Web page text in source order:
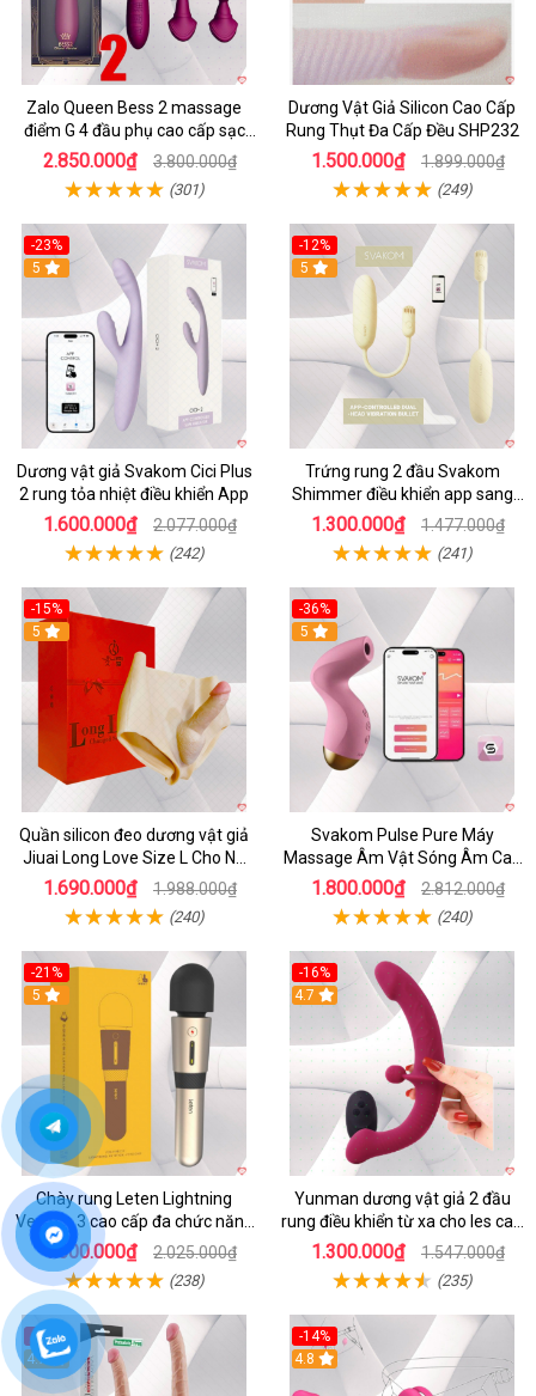
Zalo Queen Bess 2 massage
điểm G 4 đầu phụ cao cấp sạc
tiện lợi
2.850.000₫ 3.800.000₫
(301)
Dương Vật Giả Silicon Cao Cấp
Rung Thụt Đa Cấp Đều SHP232
1.500.000₫ 1.899.000₫
(249)
-23%
5
Dương vật giả Svakom Cici Plus
2 rung tỏa nhiệt điều khiển App
1.600.000₫ 2.077.000₫
(242)
-12%
5
Trứng rung 2 đầu Svakom
Shimmer điều khiển app sang
trọng chất lượng
1.300.000₫ 1.477.000₫
(241)
-15%
5
Quần silicon đeo dương vật giả
Jiuai Long Love Size L Cho Nữ
Đồng Tính
1.690.000₫ 1.988.000₫
(240)
-36%
5
Svakom Pulse Pure Máy
Massage Âm Vật Sóng Âm Cao
Cấp Điều Khiển App Đỉnh
1.800.000₫ 2.812.000₫
(240)
-21%
5
Chày rung Leten Lightning
Version 3 cao cấp đa chức năng
kích thích
1.600.000₫ 2.025.000₫
(238)
-16%
4.7
Yunman dương vật giả 2 đầu
rung điều khiển từ xa cho les cao
cấp
1.300.000₫ 1.547.000₫
(235)
-34%
4.7
-14%
4.8